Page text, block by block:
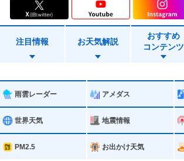
蔵王町 七ヶ宿町
川崎町 大和町
加美町
注目情報 お天気解説
おすすめ
コンテンツ
雨雲レーダー アメダス
世界天気 地震情報
PM2.5 お出かけ天気